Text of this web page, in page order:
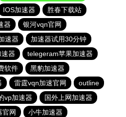
IOS加速器
胜春下载站
器
银河vqn官网
速器
加速器试用30分钟
器
telegeram苹果加速器
软件
黑豹加速器
雷霆vqn加速官网
outline
vp加速器
国外上网加速器
官网
小牛加速器